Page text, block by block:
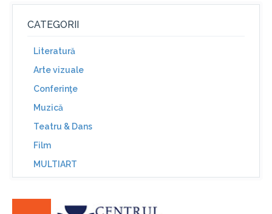
CATEGORII
Literatură
Arte vizuale
Conferinţe
Muzică
Teatru & Dans
Film
MULTIART